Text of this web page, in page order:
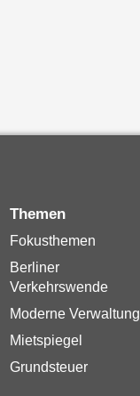
Themen
Fokusthemen
Berliner
Verkehrswende
Moderne Verwaltung
Mietspiegel
Grundsteuer